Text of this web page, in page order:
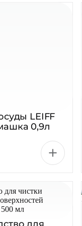
LEIFF
0,9л